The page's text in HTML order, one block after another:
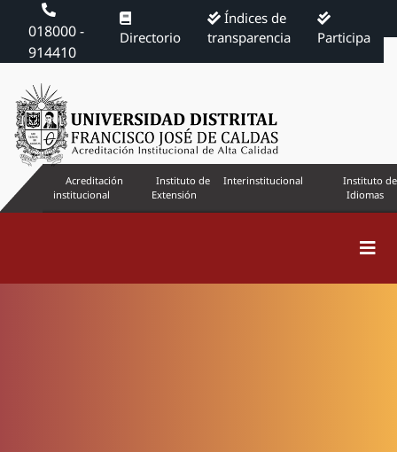
018000 -
914410
Directorio
Índices de
transparencia
Participa
Acreditación
institucional
Instituto de
Extensión
Interinstitucional
Instituto de
Idiomas